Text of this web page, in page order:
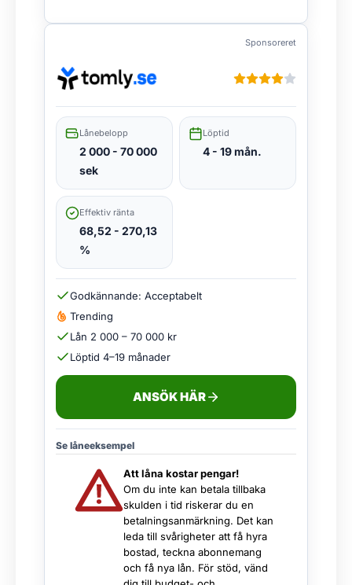
Sponsoreret
Lånebelopp
2 000 - 70 000
sek
Löptid
4 - 19 mån.
Effektiv ränta
68,52 - 270,13
%
Godkännande: Acceptabelt
Trending
Lån 2 000 – 70 000 kr
Löptid 4–19 månader
ANSÖK HÄR
Se låneeksempel
Att låna kostar pengar!
Om du inte kan betala tillbaka
skulden i tid riskerar du en
betalningsanmärkning. Det kan
leda till svårigheter att få hyra
bostad, teckna abonnemang
och få nya lån. För stöd, vänd